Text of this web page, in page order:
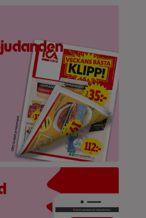
Stam­mis med en lista över